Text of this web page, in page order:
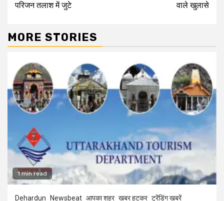
परिजन तलाश में जुटे
वाले खुलासे
MORE STORIES
1 min read
Dehardun Newsbeat आपका शहर खबर हटकर ट्रेंडिंग खबरें